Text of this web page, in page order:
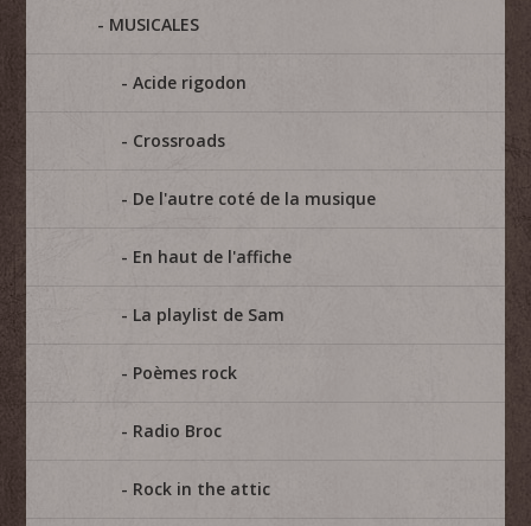
MUSICALES
Acide rigodon
Crossroads
De l'autre coté de la musique
En haut de l'affiche
La playlist de Sam
Poèmes rock
Radio Broc
Rock in the attic